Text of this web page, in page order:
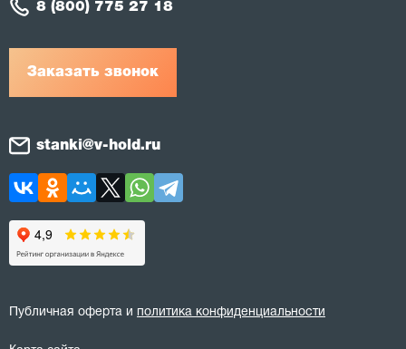
Заказать звонок
8 (800) 775 27 18
stanki@v-hold.ru
Публичная оферта и политика конфиденциальности